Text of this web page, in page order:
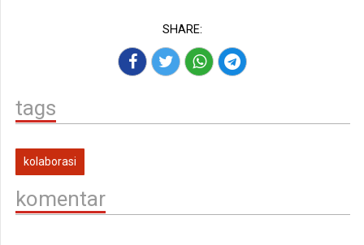
SHARE:
tags
kolaborasi
komentar